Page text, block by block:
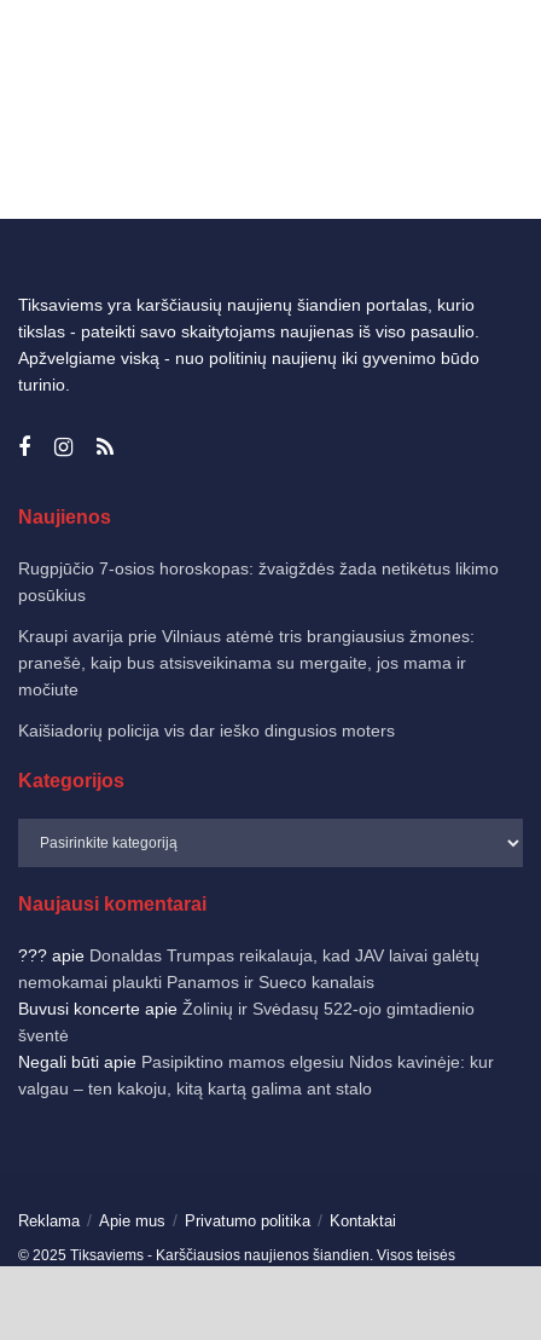
Tiksaviems yra karščiausių naujienų šiandien portalas, kurio
tikslas - pateikti savo skaitytojams naujienas iš viso pasaulio.
Apžvelgiame viską - nuo politinių naujienų iki gyvenimo būdo
turinio.
Naujienos
Rugpjūčio 7-osios horoskopas: žvaigždės žada netikėtus likimo
posūkius
Kraupi avarija prie Vilniaus atėmė tris brangiausius žmones:
pranešė, kaip bus atsisveikinama su mergaite, jos mama ir
močiute
Kaišiadorių policija vis dar ieško dingusios moters
Kategorijos
Naujausi komentarai
??? apie Donaldas Trumpas reikalauja, kad JAV laivai galėtų
nemokamai plaukti Panamos ir Sueco kanalais
Buvusi koncerte apie Žolinių ir Svėdasų 522-ojo gimtadienio
šventė
Negali būti apie Pasipiktino mamos elgesiu Nidos kavinėje: kur
valgau – ten kakoju, kitą kartą galima ant stalo
Reklama Apie mus Privatumo politika Kontaktai
© 2025 Tiksaviems - Karščiausios naujienos šiandien. Visos teisės